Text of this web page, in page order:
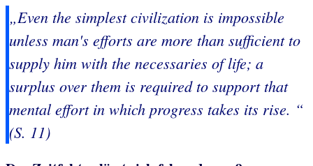
„Even the simplest civilization is impossible
unless man's efforts are more than sufficient to
supply him with the necessaries of life; a
surplus over them is required to support that
mental effort in which progress takes its rise. “
(S. 11)